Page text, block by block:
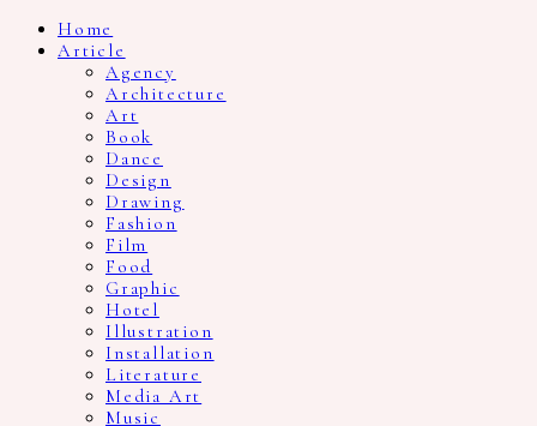
Home
Article
Agency
Architecture
Art
Book
Dance
Design
Drawing
Fashion
Film
Food
Graphic
Hotel
Illustration
Installation
Literature
Media Art
Music